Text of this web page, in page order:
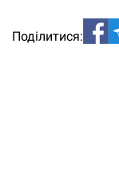
Поділитися: